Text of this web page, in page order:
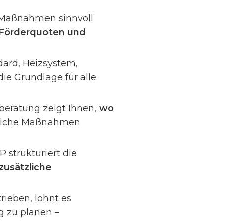
sinnvoll
und
Heizsystem,
Grundlage für alle
zeigt Ihnen, wo
Maßnahmen
strukturiert die
lohnt es
zu planen –